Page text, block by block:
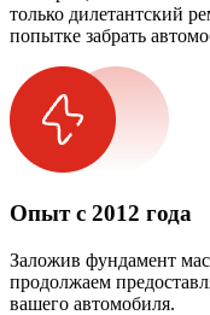
только дилетантский
попытке забрать
Опыт с 2012 года
Заложив фундамент
продолжаем
вашего автомобиля.